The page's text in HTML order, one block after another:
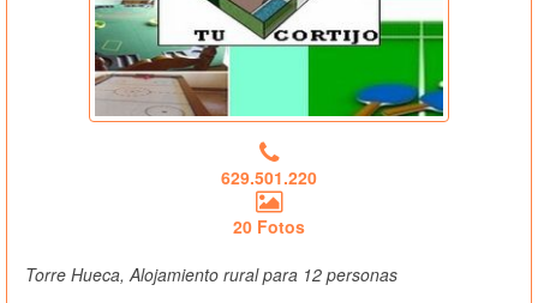
629.501.220
20 Fotos
Torre Hueca, Alojamiento rural para 12 personas